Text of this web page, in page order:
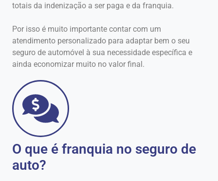
totais da indenização a ser paga e da franquia.
Por isso é muito importante contar com um
atendimento personalizado para adaptar bem o seu
seguro de automóvel à sua necessidade específica e
ainda economizar muito no valor final.
O que é franquia no seguro de
auto?